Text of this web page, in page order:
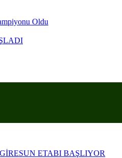
Oldu
ANARIZ
ETABI BAŞLIYOR